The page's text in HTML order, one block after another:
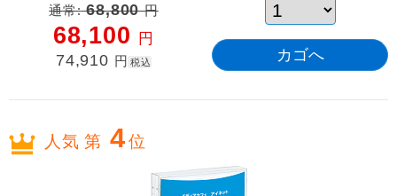
通常:68,800円
68,100 円
74,910 円 税込
人気 第 4位